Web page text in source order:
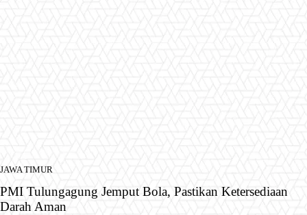
JAWA TIMUR
PMI Tulungagung Jemput Bola, Pastikan Ketersediaan
Darah Aman